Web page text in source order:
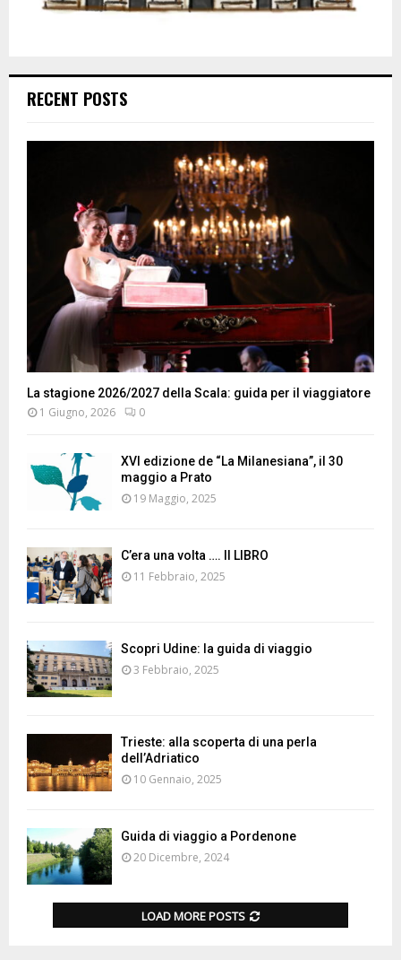
RECENT POSTS
La stagione 2026/2027 della Scala: guida per il viaggiatore
1 Giugno, 2026 0
XVI edizione de “La Milanesiana”, il 30
maggio a Prato
19 Maggio, 2025
C’era una volta …. Il LIBRO
11 Febbraio, 2025
Scopri Udine: la guida di viaggio
3 Febbraio, 2025
Trieste: alla scoperta di una perla
dell’Adriatico
10 Gennaio, 2025
Guida di viaggio a Pordenone
20 Dicembre, 2024
LOAD MORE POSTS